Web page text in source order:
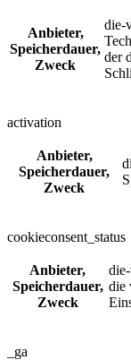
Anbieter,
Speicherdauer,
Zweck
die-
der
activation
Anbieter,
Speicherdauer,
Zweck
cookieconsent_status
Anbieter,
Speicherdauer,
Zweck
die
_ga